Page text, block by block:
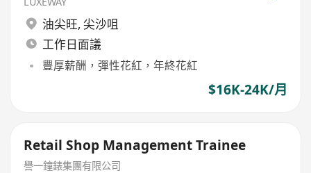
油尖旺, 尖沙咀
工作日面議
豐厚薪酬，彈性花紅，年終花紅
$16K-24K/月
Retail Shop Management Trainee
譽一鐘錶集團有限公司